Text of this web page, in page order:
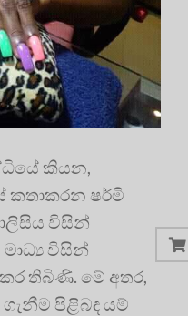
කියන,
කතාකරන ෂර්මි
විසින්
මාධ්‍ය විසින්
තිබිණි. මේ අතර,
පිළිබඳ යම්